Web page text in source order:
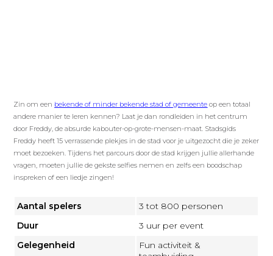
Zin om een bekende of minder bekende stad of gemeente op een totaal
andere manier te leren kennen? Laat je dan rondleiden in het centrum
door Freddy, de absurde kabouter-op-grote-mensen-maat. Stadsgids
Freddy heeft 15 verrassende plekjes in de stad voor je uitgezocht die je zeker
moet bezoeken. Tijdens het parcours door de stad krijgen jullie allerhande
vragen, moeten jullie de gekste selfies nemen en zelfs een boodschap
inspreken of een liedje zingen!
Aantal spelers
3 tot 800 personen
Duur
3 uur per event
Gelegenheid
Fun activiteit &